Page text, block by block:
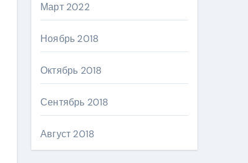
Март 2022
Ноябрь 2018
Октябрь 2018
Сентябрь 2018
Август 2018